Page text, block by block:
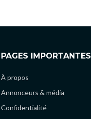
PAGES IMPORTANTES
À propos
Annonceurs & média
Confidentialité